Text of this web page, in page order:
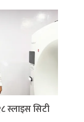
स्लाइस सिटी